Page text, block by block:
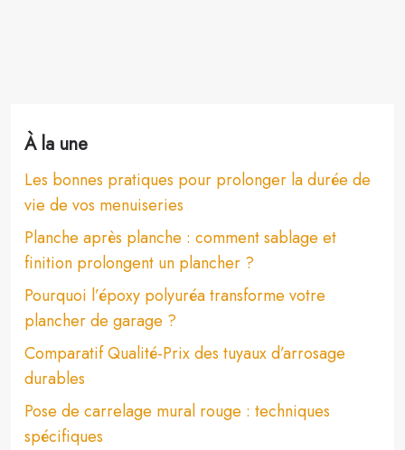
À la une
Les bonnes pratiques pour prolonger la durée de
vie de vos menuiseries
Planche après planche : comment sablage et
finition prolongent un plancher ?
Pourquoi l’époxy polyuréa transforme votre
plancher de garage ?
Comparatif Qualité-Prix des tuyaux d’arrosage
durables
Pose de carrelage mural rouge : techniques
spécifiques